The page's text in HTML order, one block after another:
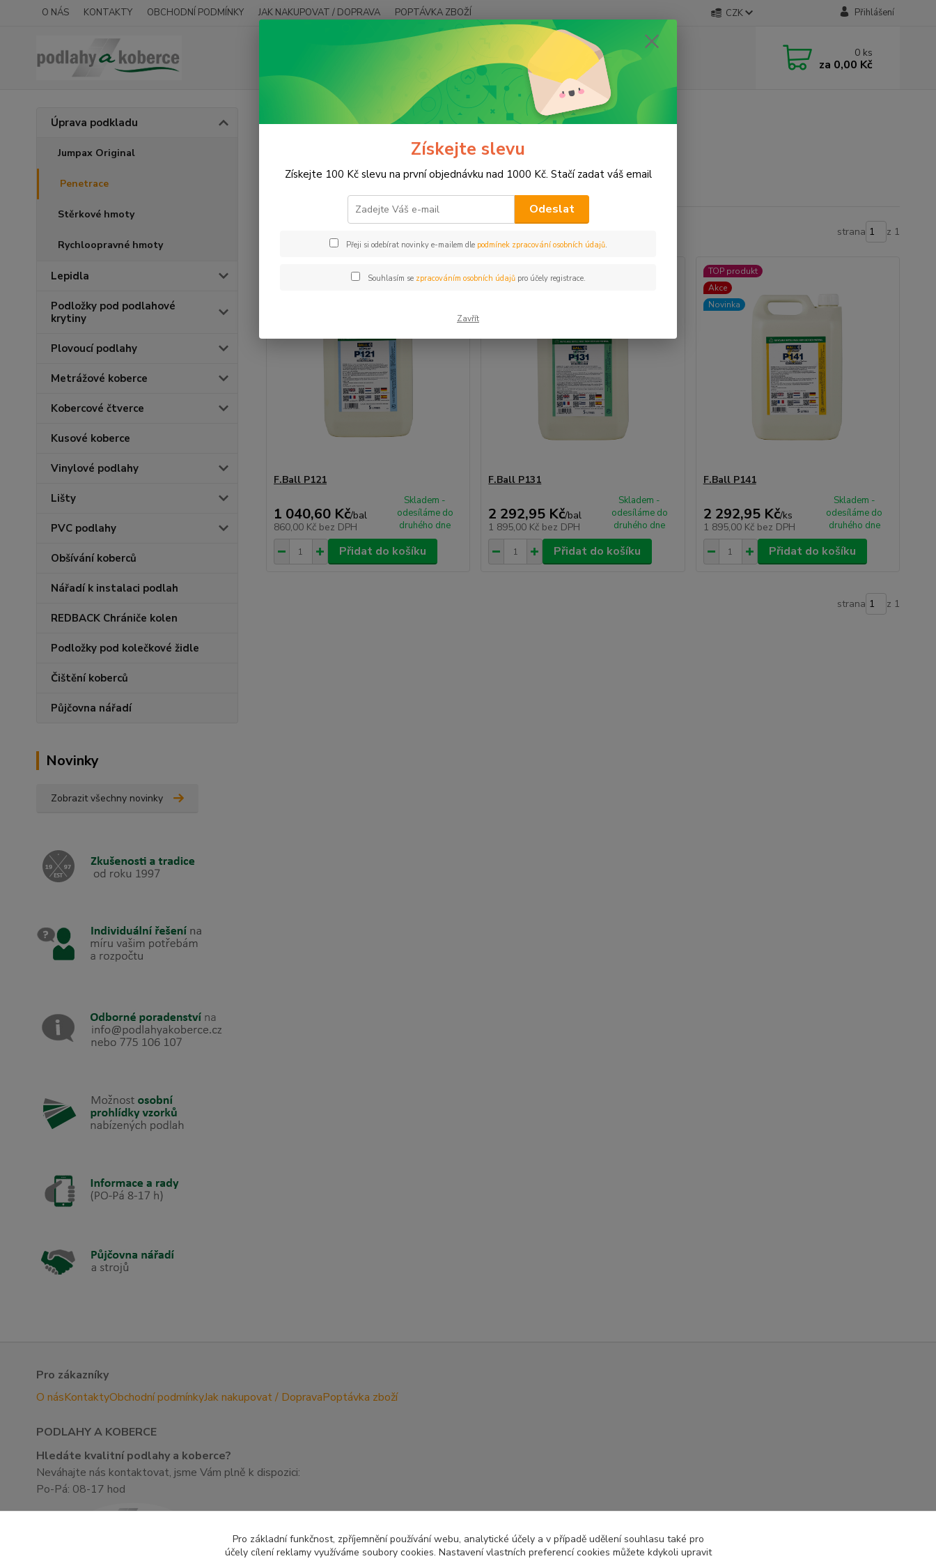
O NÁS KONTAKTY OBCHODNÍ PODMÍNKY JAK NAKUPOVAT / DOPRAVA POPTÁVKA ZBOŽÍ CZK Přihlášení
0 ks
za 0,00 Kč
Úprava podkladu
Jumpax Original
Penetrace
Stěrkové hmoty
Rychloopravné hmoty
Lepidla
Podložky pod podlahové
krytiny
Plovoucí podlahy
Metrážové koberce
Kobercové čtverce
Kusové koberce
Vinylové podlahy
Lišty
PVC podlahy
Obšívání koberců
Nářadí k instalaci podlah
REDBACK Chrániče kolen
Podložky pod kolečkové židle
Čištění koberců
Půjčovna nářadí
Novinky
Zobrazit všechny novinky
Úprava podkladu Penetrace
Nejlevnější Nejdražší
strana z 1
F.Ball P121
1 040,60 Kč/bal
860,00 Kč bez DPH
Skladem -
odesíláme do
druhého dne
Přidat do košíku
F.Ball P131
2 292,95 Kč/bal
1 895,00 Kč bez DPH
Skladem -
odesíláme do
druhého dne
Přidat do košíku
TOP produkt
Akce
Novinka
F.Ball P141
2 292,95 Kč/ks
1 895,00 Kč bez DPH
Skladem -
odesíláme do
druhého dne
Přidat do košíku
strana z 1
Pro zákazníky
O násKontaktyObchodní podmínkyJak nakupovat / DopravaPoptávka zboží
PODLAHY A KOBERCE
Hledáte kvalitní podlahy a koberce?
Neváhajte nás kontaktovat, jsme Vám plně k dispozici:
Po-Pá: 08-17 hod
Získejte slevu
Získejte 100 Kč slevu na první objednávku nad 1000 Kč. Stačí zadat váš email
Odeslat
Přeji si odebírat novinky e-mailem dle podmínek zpracování osobních údajů.
Souhlasím se zpracováním osobních údajůpro účely registrace.
Zavřít
Pro základní funkčnost, zpříjemnění používání webu, analytické účely a v případě udělení souhlasu také pro
účely cílení reklamy využíváme soubory cookies. Nastavení vlastních preferencí cookies můžete kdykoli upravit